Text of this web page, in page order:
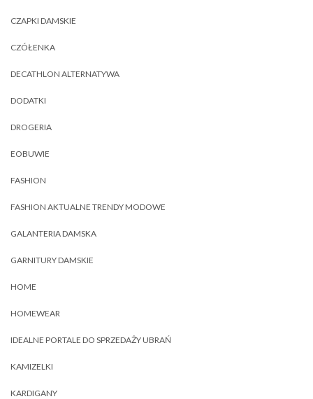
CZAPKI DAMSKIE
CZÓŁENKA
DECATHLON ALTERNATYWA
DODATKI
DROGERIA
EOBUWIE
FASHION
FASHION AKTUALNE TRENDY MODOWE
GALANTERIA DAMSKA
GARNITURY DAMSKIE
HOME
HOMEWEAR
IDEALNE PORTALE DO SPRZEDAŻY UBRAŃ
KAMIZELKI
KARDIGANY